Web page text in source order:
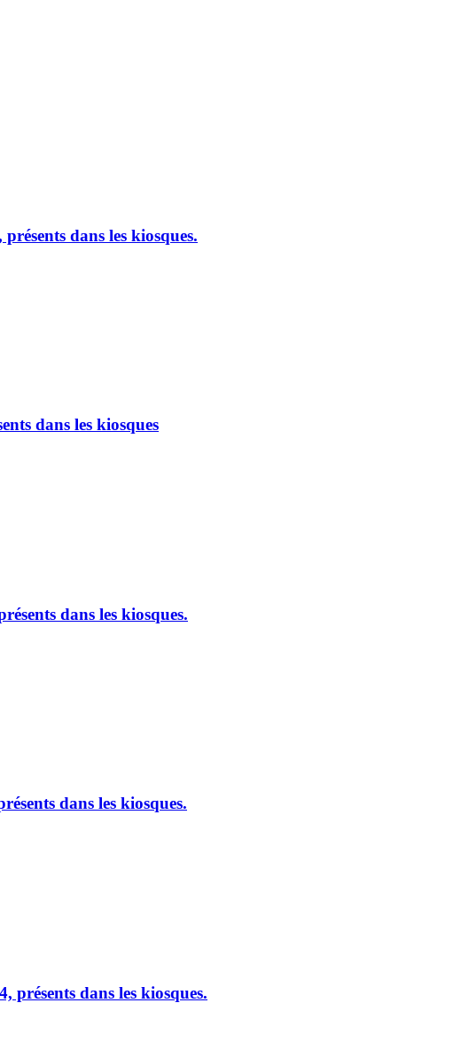
dans les kiosques.
dans les kiosques
dans les kiosques.
dans les kiosques.
présents dans les kiosques.